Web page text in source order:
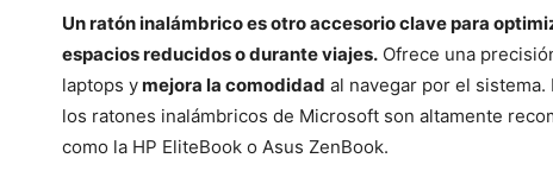
Un ratón inalámbrico es otro accesorio clave para
espacios reducidos o durante viajes. Ofrece una
laptops ymejora la comodidad al navegar por el
los ratones inalámbricos de Microsoft son altamente
como la HP EliteBook o Asus ZenBook.